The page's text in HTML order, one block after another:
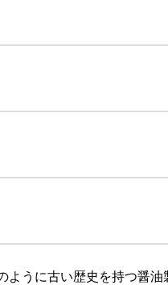
うに古い歴史を持つ醤